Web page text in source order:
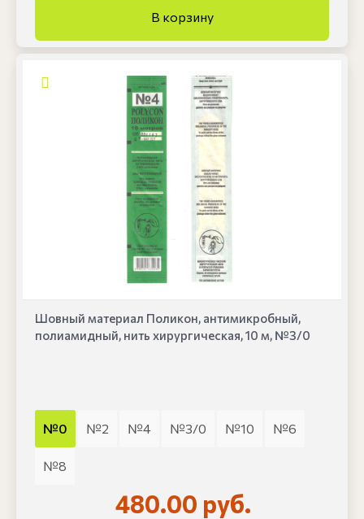
Шовный материал Поликон, антимикробный,
полиамидный, нить хирургическая, 10 м, №3/0
№0 №2 №4 №3/0 №10 №6
№8
480.00 руб.